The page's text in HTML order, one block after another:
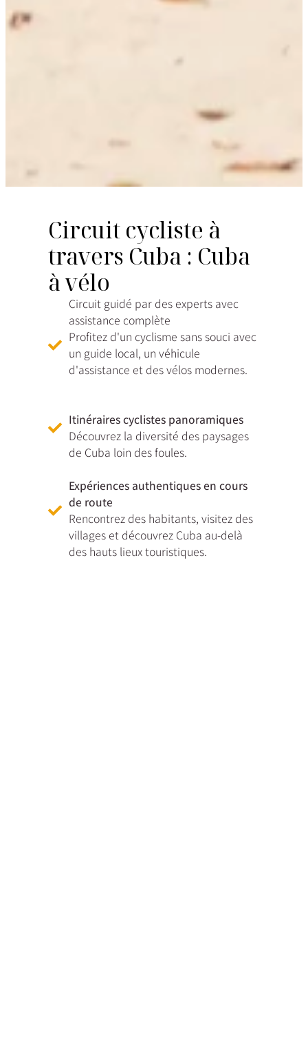
Circuit cycliste à
travers Cuba : Cuba
à vélo
Circuit guidé par des experts avec
assistance complète
Profitez d'un cyclisme sans souci avec
un guide local, un véhicule
d'assistance et des vélos modernes.
Itinéraires cyclistes panoramiques
Découvrez la diversité des paysages
de Cuba loin des foules.
Expériences authentiques en cours
de route
Rencontrez des habitants, visitez des
villages et découvrez Cuba au-delà
des hauts lieux touristiques.